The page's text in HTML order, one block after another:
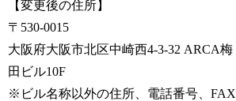
【変更後の住所】
〒530-0015
大阪府大阪市北区中崎西4-3-32 ARCA梅
田ビル10F
※ビル名称以外の住所、電話番号、FAX